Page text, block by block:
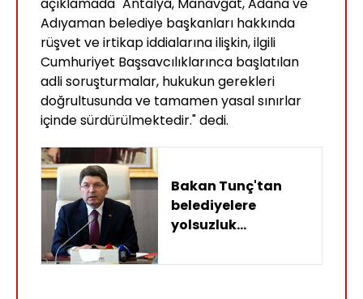
Adıyaman belediye başkanları hakkında
rüşvet ve irtikap iddialarına ilişkin, ilgili
Cumhuriyet Başsavcılıklarınca başlatılan
adli soruşturmalar, hukukun gerekleri
doğrultusunda ve tamamen yasal sınırlar
içinde sürdürülmektedir." dedi.
Bakan Tunç'tan
belediyelere
yolsuzluk
ilişkin açıklama